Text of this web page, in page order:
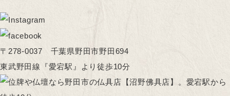
〒278-0037 千葉県野田市野田694
東武野田線『愛宕駅』より徒歩10分